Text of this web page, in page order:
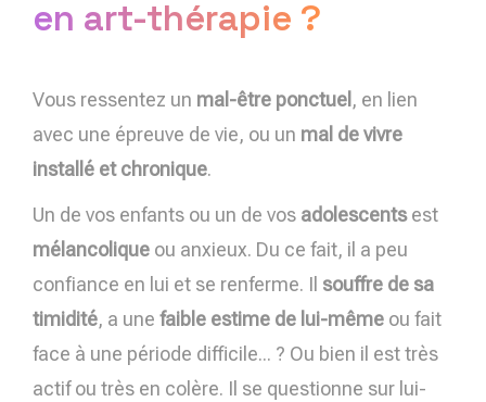
en art-thérapie ?
Vous ressentez un mal-être ponctuel , en lien
avec une épreuve de vie, ou un mal de vivre
installé et chronique.
Un de vos enfants ou un de vos adolescentsest
mélancolique ou anxieux. Du ce fait, il a peu
confiance en lui et se renferme. Il souffre de sa
timidité, a une faible estime de lui-même ou fait
face à une période difficile... ? Ou bien il est très
actif ou très en colère. Il se questionne sur lui-